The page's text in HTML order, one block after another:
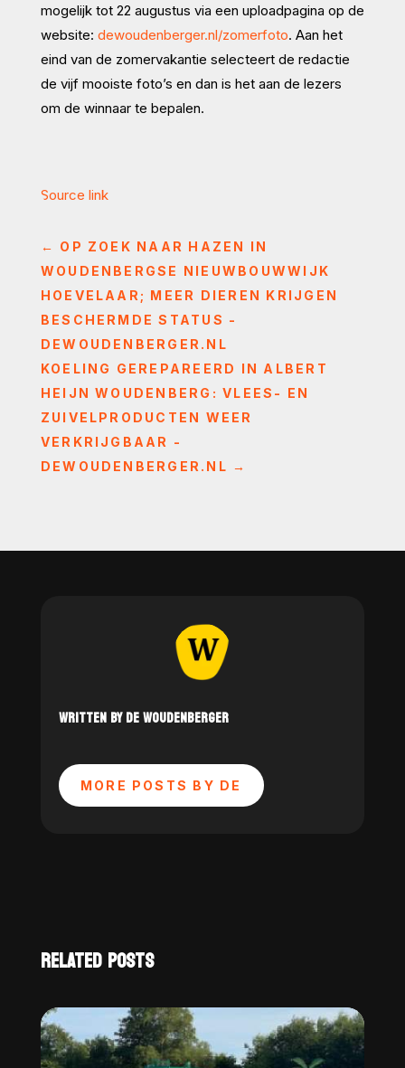
mogelijk tot 22 augustus via een uploadpagina op de
website: dewoudenberger.nl/zomerfoto. Aan het
eind van de zomervakantie selecteert de redactie
de vijf mooiste foto’s en dan is het aan de lezers
om de winnaar te bepalen.
Source link
← OP ZOEK NAAR HAZEN IN
WOUDENBERGSE NIEUWBOUWWIJK
HOEVELAAR; MEER DIEREN KRIJGEN
BESCHERMDE STATUS -
DEWOUDENBERGER.NL
KOELING GEREPAREERD IN ALBERT
HEIJN WOUDENBERG: VLEES- EN
ZUIVELPRODUCTEN WEER
VERKRIJGBAAR -
DEWOUDENBERGER.NL →
WRITTEN BY DE WOUDENBERGER
MORE POSTS BY DE
RELATED POSTS